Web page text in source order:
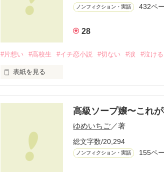
ノンフィクション・実話 432ペ
28
#片想い #高校生 #イチ恋小説 #切ない #涙 #泣ける
表紙を見る
どうしようもなく
アナタのことが好きなんだ――……
高級ソープ嬢〜これ
ゆめいちご／著
総文字数/20,294
ノンフィクション・実話 155ペ